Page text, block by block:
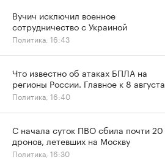
Вучич исключил военное
сотрудничество с Украиной
Политика, 16:43
Что известно об атаках БПЛА на
регионы России. Главное к 8 августа
Политика, 16:40
С начала суток ПВО сбила почти 20
дронов, летевших на Москву
Политика, 16:30